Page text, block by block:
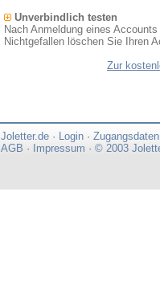
Unverbindlich testen
Nach Anmeldung eines
Nichtgefallen löschen Sie Ihren
Zur
Joletter.de · Login · Zugangsdaten
AGB · Impressum · © 2003